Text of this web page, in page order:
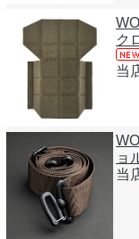
ク
当
ョ
当